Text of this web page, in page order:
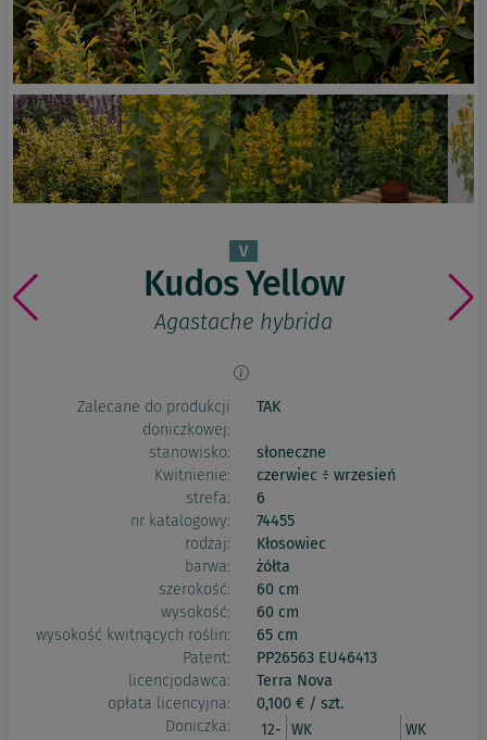
Kudos Yellow
Agastache hybrida
Zalecane do produkcji
doniczkowej:
TAK
stanowisko:
słoneczne
Kwitnienie:
czerwiec ÷ wrzesień
strefa:
6
nr katalogowy:
74455
rodzaj:
Kłosowiec
barwa:
żółta
szerokość:
60 cm
wysokość:
60 cm
wysokość kwitnących roślin:
65 cm
Patent:
PP26563 EU46413
licencjodawca:
Terra Nova
opłata licencyjna:
0,100 € / szt.
Doniczka:
12- WK
WK